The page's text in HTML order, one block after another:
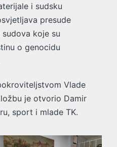
i sudsku
presude
koje su
o genocidu
Vlade
je otvorio Damir
sport i mlade TK.